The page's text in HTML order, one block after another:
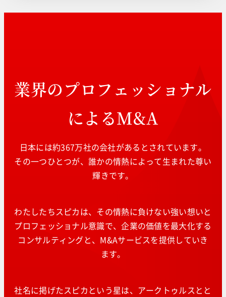
業界のプロフェッショナル
によるM&A
日本には約367万社の会社があるとされています。
その一つひとつが、誰かの情熱によって生まれた尊い
輝きです。
わたしたちスピカは、その情熱に負けない強い想いと
プロフェッショナル意識で、企業の価値を最大化する
コンサルティングと、M&Aサービスを提供していき
ます。
社名に掲げたスピカという星は、アークトゥルスとと